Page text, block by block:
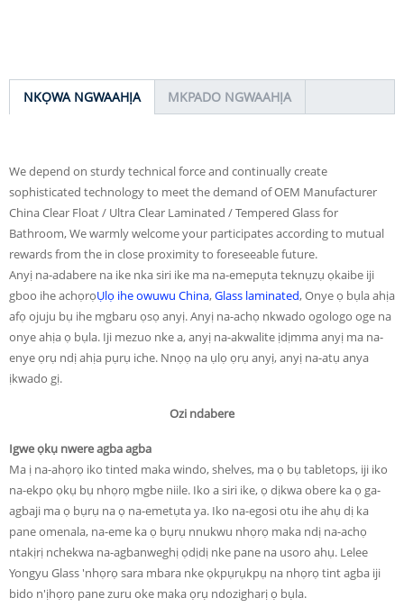
NKỌWA NGWAAHỊA MKPADO NGWAAHỊA
We depend on sturdy technical force and continually create
sophisticated technology to meet the demand of OEM Manufacturer
China Clear Float / Ultra Clear Laminated / Tempered Glass for
Bathroom, We warmly welcome your participates according to mutual
rewards from the in close proximity to foreseeable future.
Anyị na-adabere na ike nka siri ike ma na-emepụta teknụzụ ọkaibe iji
gboo ihe achọrọỤlọ ihe owuwu China,Glass laminated, Onye ọ bụla ahịa
afọ ojuju bụ ihe mgbaru ọsọ anyị. Anyị na-achọ nkwado ogologo oge na
onye ahịa ọ bụla. Iji mezuo nke a, anyị na-akwalite ịdịmma anyị ma na-
enye ọrụ ndị ahịa pụrụ iche. Nnọọ na ụlọ ọrụ anyị, anyị na-atụ anya
ịkwado gị.
Ozi ndabere
Igwe ọkụ nwere agba agba
Ma ị na-ahọrọ iko tinted maka windo, shelves, ma ọ bụ tabletops, iji iko
na-ekpo ọkụ bụ nhọrọ mgbe niile. Iko a siri ike, ọ dịkwa obere ka ọ ga-
agbaji ma ọ bụrụ na ọ na-emetụta ya. Iko na-egosi otu ihe ahụ dị ka
pane omenala, na-eme ka ọ bụrụ nnukwu nhọrọ maka ndị na-achọ
ntakịrị nchekwa na-agbanweghị ọdịdị nke pane na usoro ahụ. Lelee
Yongyu Glass 'nhọrọ sara mbara nke ọkpụrụkpụ na nhọrọ tint agba iji
bido n'ịhọrọ pane zuru oke maka ọrụ ndozigharị ọ bụla.